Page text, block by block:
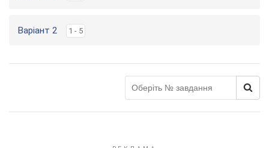
Варіант 2 1 - 5